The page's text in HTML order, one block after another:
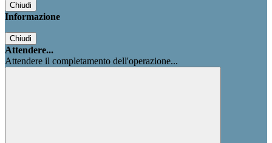
Chiudi
Informazione
Chiudi
Attendere...
Attendere il completamento dell'operazione...